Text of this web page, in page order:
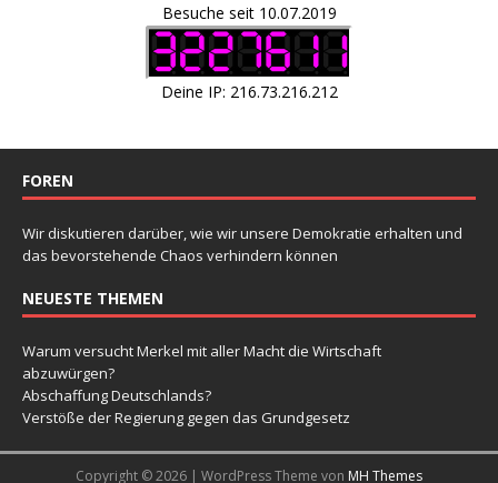
Besuche seit 10.07.2019
Deine IP: 216.73.216.212
FOREN
Wir diskutieren darüber, wie wir unsere Demokratie erhalten und
das bevorstehende Chaos verhindern können
NEUESTE THEMEN
Warum versucht Merkel mit aller Macht die Wirtschaft
abzuwürgen?
Abschaffung Deutschlands?
Verstöße der Regierung gegen das Grundgesetz
Copyright © 2026 | WordPress Theme von MH Themes